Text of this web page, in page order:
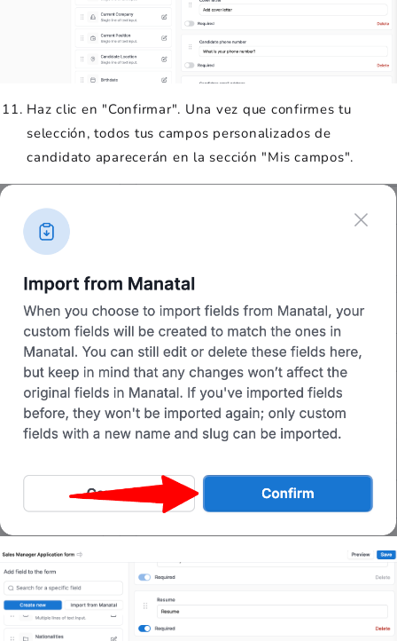
Haz clic en "Confirmar". Una vez que confirmes tu
selección, todos tus campos personalizados de
candidato aparecerán en la sección "Mis campos".